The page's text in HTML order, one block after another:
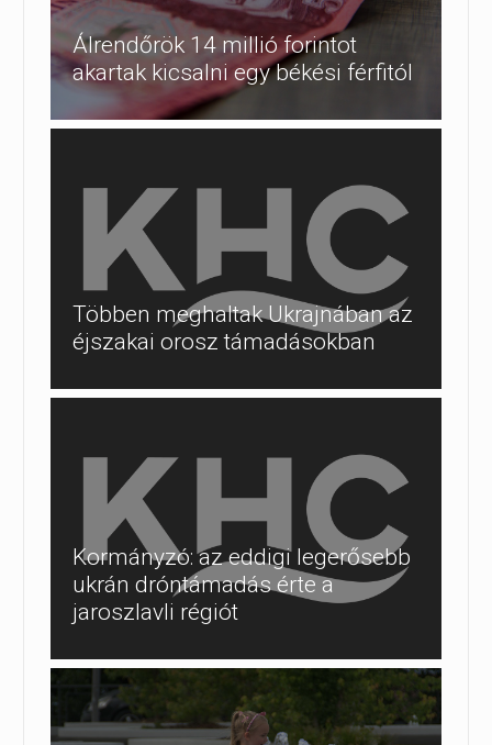
Álrendőrök 14 millió forintot
akartak kicsalni egy békési férfitól
Többen meghaltak Ukrajnában az
éjszakai orosz támadásokban
Kormányzó: az eddigi legerősebb
ukrán dróntámadás érte a
jaroszlavli régiót